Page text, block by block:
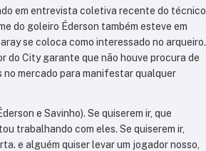
em entrevista coletiva recente do técnico
do goleiro Éderson também esteve em
se coloca como interessado no arqueiro.
do City garante que não houve procura de
no mercado para manifestar qualquer
e Savinho). Se quiserem ir, que
trabalhando com eles. Se quiserem ir,
e alguém quiser levar um jogador nosso,